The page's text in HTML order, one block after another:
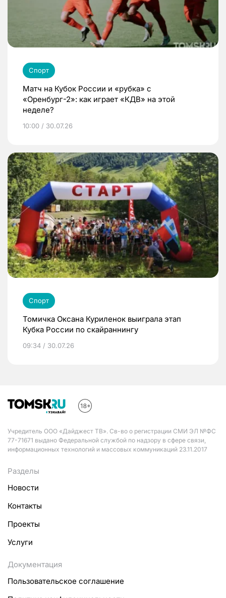
Спорт
Матч на Кубок России и «рубка» с
«Оренбург-2»: как играет «КДВ» на этой
неделе?
10:00 / 30.07.26
Спорт
Томичка Оксана Куриленок выиграла этап
Кубка России по скайраннингу
09:34 / 30.07.26
Учредитель ООО «Дайджест ТВ». Св-во о регистрации СМИ ЭЛ №ФС
77-71671 выдано Федеральной службой по надзору в сфере связи,
информационных технологий и массовых коммуникаций 23.11.2017
Разделы
Новости
Контакты
Проекты
Услуги
Документация
Пользовательское соглашение